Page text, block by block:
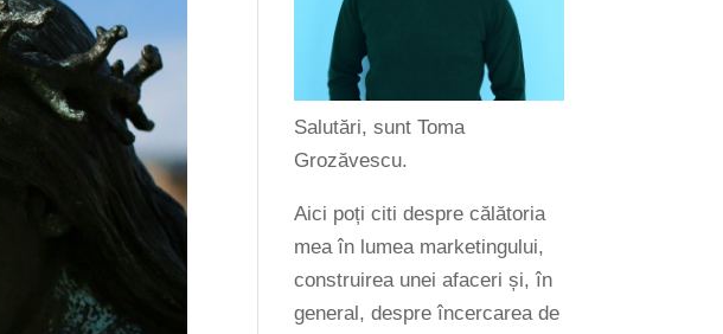
Salutări, sunt Toma
Grozăvescu.
Aici poți citi despre călătoria
mea în lumea marketingului,
construirea unei afaceri și, în
general, despre încercarea de